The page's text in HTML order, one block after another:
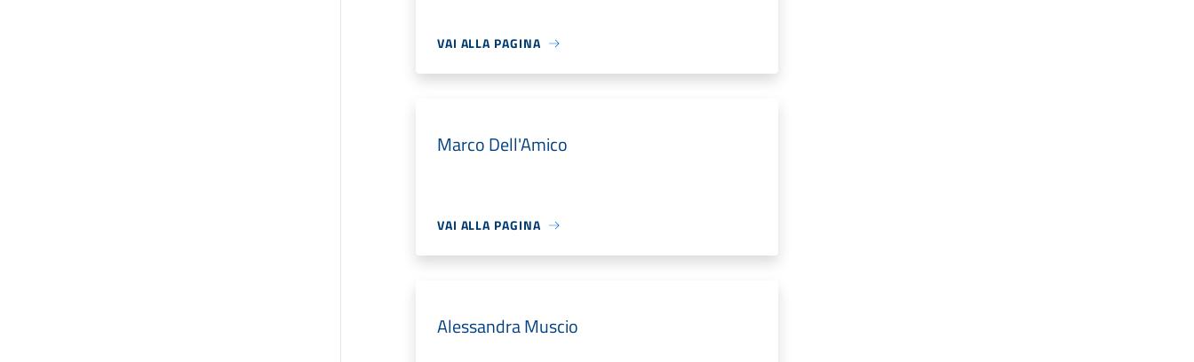
VAI ALLA PAGINA
Marco Dell'Amico
VAI ALLA PAGINA
Alessandra Muscio